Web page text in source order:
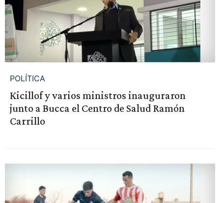
POLÍTICA
Kicillof y varios ministros inauguraron
junto a Bucca el Centro de Salud Ramón
Carrillo